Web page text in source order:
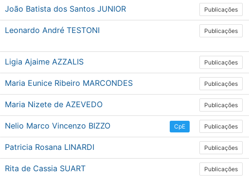
João Batista dos Santos JUNIOR Publicações
Leonardo André TESTONI Publicações
Ligia Ajaime AZZALIS Publicações
Maria Eunice Ribeiro MARCONDES Publicações
Maria Nizete de AZEVEDO Publicações
Nelio Marco Vincenzo BIZZO CpE Publicações
Patricia Rosana LINARDI Publicações
Rita de Cassia SUART Publicações